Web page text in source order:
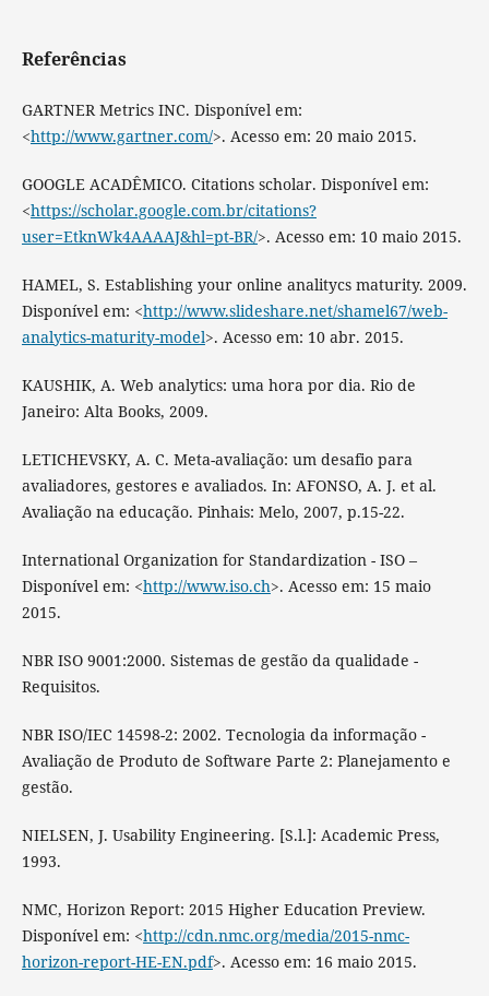
Referências
GARTNER Metrics INC. Disponível em:
<http://www.gartner.com/>. Acesso em: 20 maio 2015.
GOOGLE ACADÊMICO. Citations scholar. Disponível em:
<https://scholar.google.com.br/citations?
user=EtknWk4AAAAJ&hl=pt-BR/>. Acesso em: 10 maio 2015.
HAMEL, S. Establishing your online analitycs maturity. 2009.
Disponível em: <http://www.slideshare.net/shamel67/web-
analytics-maturity-model>. Acesso em: 10 abr. 2015.
KAUSHIK, A. Web analytics: uma hora por dia. Rio de
Janeiro: Alta Books, 2009.
LETICHEVSKY, A. C. Meta-avaliação: um desafio para
avaliadores, gestores e avaliados. In: AFONSO, A. J. et al.
Avaliação na educação. Pinhais: Melo, 2007, p.15-22.
International Organization for Standardization - ISO –
Disponível em: <http://www.iso.ch>. Acesso em: 15 maio
2015.
NBR ISO 9001:2000. Sistemas de gestão da qualidade -
Requisitos.
NBR ISO/IEC 14598-2: 2002. Tecnologia da informação -
Avaliação de Produto de Software Parte 2: Planejamento e
gestão.
NIELSEN, J. Usability Engineering. [S.l.]: Academic Press,
1993.
NMC, Horizon Report: 2015 Higher Education Preview.
Disponível em: <http://cdn.nmc.org/media/2015-nmc-
horizon-report-HE-EN.pdf>. Acesso em: 16 maio 2015.